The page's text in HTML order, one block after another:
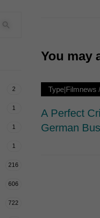
You may
Type|Filmnews /
A Perfect
German
2
1
1
1
216
606
722
Inhalte von Videoplattformen und